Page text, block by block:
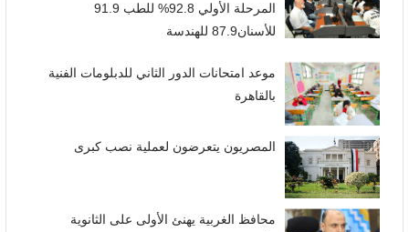
المرحلة الأولي 92.8% للطب 91.9
للأسنان87.9 للهندسة
موعد امتحانات الدور الثاني للدبلومات الفنية
بالقاهرة
المصريون يتعرضون لعملية نصب كبرى
محافظ الغربية يهنئ الأولى على الثانوية